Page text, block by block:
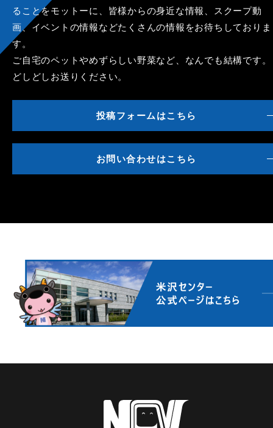
ることをモットーに、皆様からの身近な情報、スクープ動
画、イベントの情報などたくさんの情報をお待ちしておりま
す。
ご自宅のペットやめずらしい野菜など、なんでも結構です。
どしどしお送りください。
投稿フォームはこちら
お問い合わせはこちら